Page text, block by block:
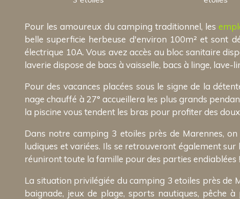
Pour les amoureux du camping traditionnel, les
belle superficie herbeuse d'environ 100m² et sont
électrique 10A. Vous avez accès au bloc sanitaire
laverie dispose de bacs à vaisselle, bacs à linge, lave-
Pour des vacances placées sous le signe de la
nage chauffé à 27° accueillera les plus grands
la piscine vous tendent les bras pour profiter des
Dans notre camping 3 etoiles près de Marennes,
ludiques et variées. Ils se retrouveront également
réuniront toute la famille pour des parties endiablées
La situation privilégiée du camping 3 etoiles près de
baignade, jeux de plage, sports nautiques, pêche